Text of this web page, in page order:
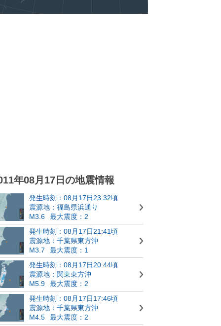
年08月17日の地震情報
発生時刻：08月17日23:32頃
震源地：福島県浜通り
M3.6
最大震度：2
発生時刻：08月17日21:41頃
震源地：千葉県東方沖
M3.7
最大震度：1
発生時刻：08月17日20:44頃
震源地：関東東方沖
M5.9
最大震度：2
発生時刻：08月17日17:46頃
震源地：千葉県東方沖
M4.5
最大震度：2